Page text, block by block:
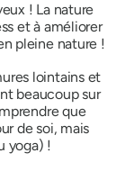
! La nature
et à améliorer
pleine nature !
lointains et
beaucoup sur
que
de soi, mais
yoga) !